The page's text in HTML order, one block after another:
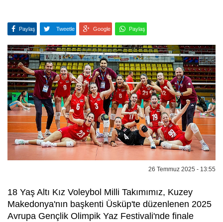
Paylaş Tweetle Google Paylaş
26 Temmuz 2025 - 13:55
18 Yaş Altı Kız Voleybol Milli Takımımız, Kuzey
Makedonya'nın başkenti Üsküp'te düzenlenen 2025
Avrupa Gençlik Olimpik Yaz Festivali'nde finale